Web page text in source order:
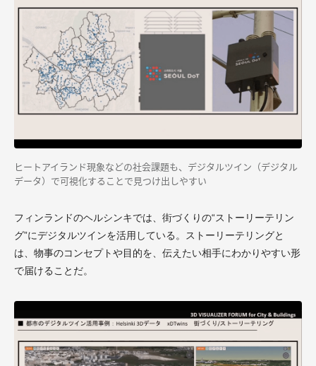
ヒートアイランド現象などの社会課題も、デジタルツイン（デジタル
データ）で可視化することで見つけ出しやすい
フィンランドのヘルシンキでは、街づくりの“ストーリーテリン
グ”にデジタルツインを活用している。ストーリーテリングと
は、物事のコンセプトや目的を、伝えたい相手にわかりやすい形
で届けることだ。